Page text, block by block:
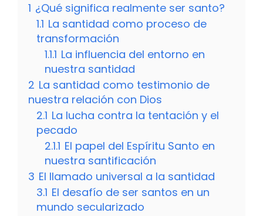
1 ¿Qué significa realmente ser santo?
1.1 La santidad como proceso de
transformación
1.1.1 La influencia del entorno en
nuestra santidad
2 La santidad como testimonio de
nuestra relación con Dios
2.1 La lucha contra la tentación y el
pecado
2.1.1 El papel del Espíritu Santo en
nuestra santificación
3 El llamado universal a la santidad
3.1 El desafío de ser santos en un
mundo secularizado